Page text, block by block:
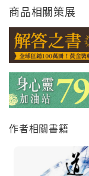
的責任等等，都
脫離不了關係。
的「河洛文化」
後國治，國治而
人、睽、蹇、解
勵大家正視家庭
展，恢復河洛文
平天下的終極目
商品相關策展
作者相關書籍